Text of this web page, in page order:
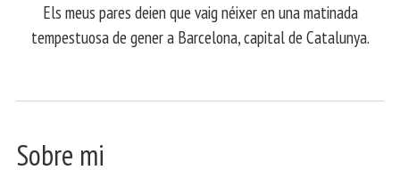
Els meus pares deien que vaig néixer en una matinada
tempestuosa de gener a Barcelona, capital de Catalunya.
Sobre mi